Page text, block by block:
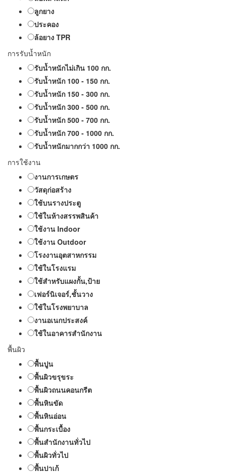
ลูกยาง
ประคอง
ล้อยาง TPR
การรับน้ำหนัก
รับน้ำหนักไม่เกิน 100 กก.
รับน้ำหนัก 100 - 150 กก.
รับน้ำหนัก 150 - 300 กก.
รับน้ำหนัก 300 - 500 กก.
รับน้ำหนัก 500 - 700 กก.
รับน้ำหนัก 700 - 1000 กก.
รับน้ำหนักมากกว่า 1000 กก.
การใช้งาน
งานการเกษตร
วัสดุก่อสร้าง
ใช้บนรางประตู
ใช้ในห้างสรรพสินค้า
ใช้งาน Indoor
ใช้งาน Outdoor
โรงงานอุตสาหกรรม
ใช้ในโรงแรม
ใช้สำหรับแผงกั้น,ป้าย
เฟอร์นิเจอร์,ชั้นวาง
ใช้ในโรงพยาบาล
งานอเนกประสงค์
ใช้ในอาคารสำนักงาน
พื้นผิว
พื้นปูน
พื้นผิวขรุขระ
พื้นผิวถนนคอนกรีต
พื้นหินขัด
พื้นหินอ่อน
พื้นกระเบื้อง
พื้นสำนักงานทั่วไป
พื้นผิวทั่วไป
พื้นปาเก้